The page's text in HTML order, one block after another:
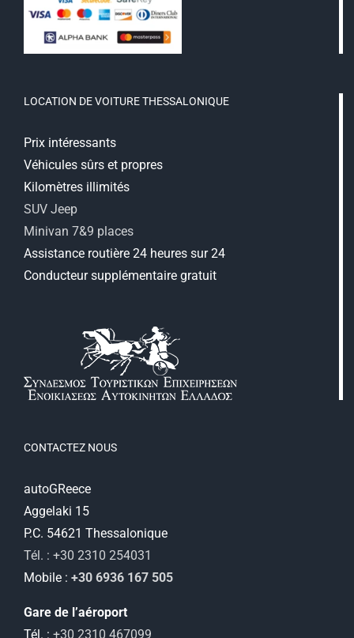
LOCATION DE VOITURE THESSALONIQUE
Prix intéressants
Véhicules sûrs et propres
Kilomètres illimités
SUV Jeep
Minivan 7&9 places
Assistance routière 24 heures sur 24
Conducteur supplémentaire gratuit
CONTACTEZ NOUS
autoGReece
Aggelaki 15
P.C. 54621 Thessalonique
Tél. : +30 2310 254031
Mobile : +30 6936 167 505
Gare de l’aéroport
Tél. : +30 2310 467099